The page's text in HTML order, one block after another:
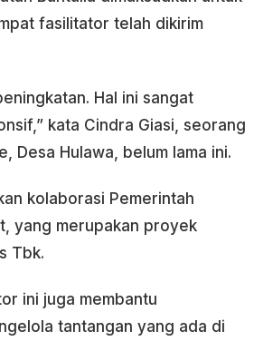
fasilitator telah dikirim
Hal ini sangat
kata Cindra Giasi, seorang
Desa Hulawa, belum lama ini.
kolaborasi Pemerintah
yang merupakan proyek
Tbk.
ini juga membantu
tantangan yang ada di